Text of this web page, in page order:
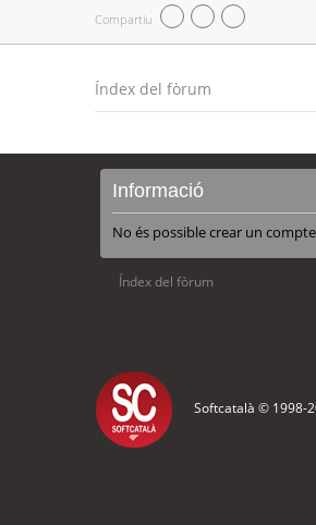
Compartiu
Índex del fòrum
Informació
No és possible crear un
Índex del fòrum
Softcatalà © 1998-